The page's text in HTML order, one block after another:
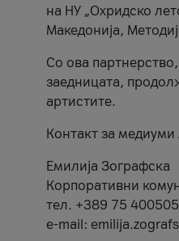
на НУ „Охридско
Македонија,
Со ова
заедницата,
артистите.
Контакт за
Емилија Зографска
Корпоративни
тел. +389 75 400505
e-mail: